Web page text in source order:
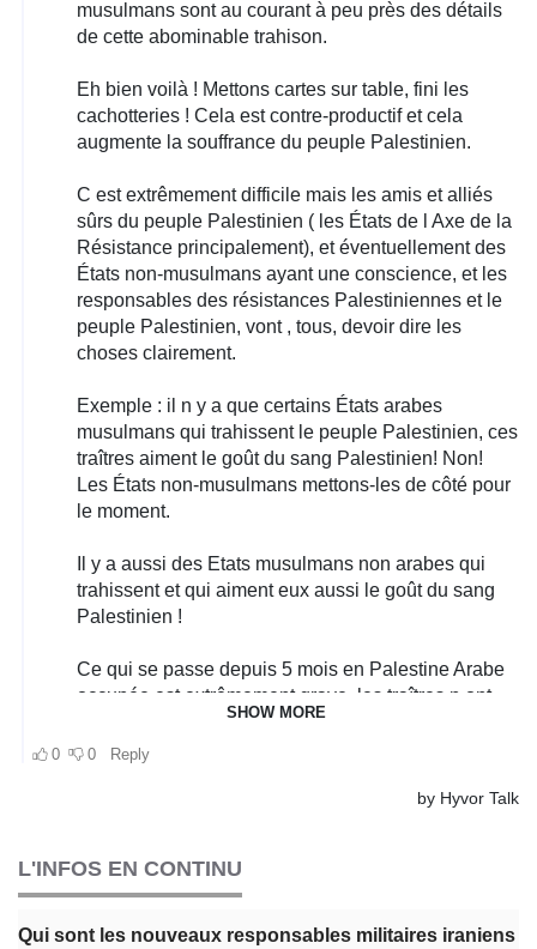
L'INFOS EN CONTINU
Qui sont les nouveaux responsables militaires iraniens